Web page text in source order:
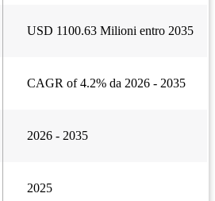
USD 1100.63 Milioni entro 2035
CAGR of 4.2% da 2026 - 2035
2026 - 2035
2025